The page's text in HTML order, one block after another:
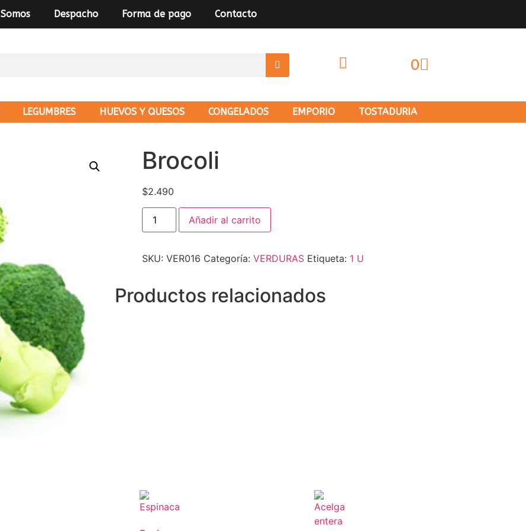
Somos Despacho Forma de pago Contacto
0
LEGUMBRES HUEVOS Y QUESOS CONGELADOS EMPORIO TOSTADURIA
Brocoli
$2.490
Añadir al carrito
SKU: VER016 Categoría: VERDURAS Etiqueta: 1 U
Productos relacionados